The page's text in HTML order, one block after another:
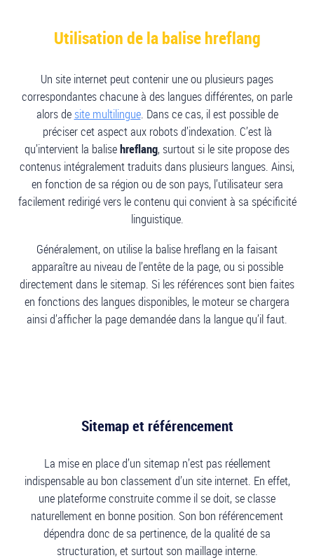
Utilisation de la balise hreflang
Un site internet peut contenir une ou plusieurs pages
correspondantes chacune à des langues différentes, on parle
alors de site multilingue. Dans ce cas, il est possible de
préciser cet aspect aux robots d’indexation. C’est là
qu’intervient la balisehreflang, surtout si le site propose des
contenus intégralement traduits dans plusieurs langues. Ainsi,
en fonction de sa région ou de son pays, l’utilisateur sera
facilement redirigé vers le contenu qui convient à sa spécificité
linguistique.
Généralement, on utilise la balise hreflang en la faisant
apparaître au niveau de l’entête de la page, ou si possible
directement dans le sitemap. Si les références sont bien faites
en fonctions des langues disponibles, le moteur se chargera
ainsi d’afficher la page demandée dans la langue qu’il faut.
Sitemap et référencement
La mise en place d’un sitemap n’est pas réellement
indispensable au bon classement d’un site internet. En effet,
une plateforme construite comme il se doit, se classe
naturellement en bonne position. Son bon référencement
dépendra donc de sa pertinence, de la qualité de sa
structuration, et surtout son maillage interne.